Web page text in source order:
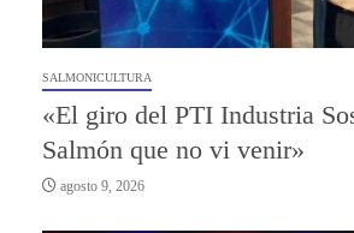
SALMONICULTURA
«El giro del PTI Industria
Salmón que no vi venir»
agosto 9, 2026